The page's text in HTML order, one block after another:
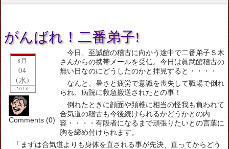
がんばれ！二番弟子!
8月
04
(水)
2010
Comments (0)
今日、至誠館の稽古に向かう途中で二番弟子Ｓ木
さんからの携帯メールを受信。今日は眞武館稽古の
無い日なのにどうしたのかと拝見すると・・・・
なんと、暑さと疲労で意識を喪失して職場で倒れ
られ、病院に救急搬送されたとの事！
倒れたときに顔面や頚椎に相当の怪我も負われて
合気道の稽古も今後続けられるかどうかとの内
容・・・・有段者になるまで頑張りたいとの言葉に
胸を締め付けられます。
「まずは合気道よりも身体を直される事が先決、直ってからどう